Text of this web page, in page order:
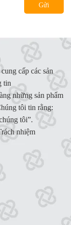
Gửi
cấp các sản
tin
những sản phẩm
tôi tin rằng:
tôi”.
nhiệm